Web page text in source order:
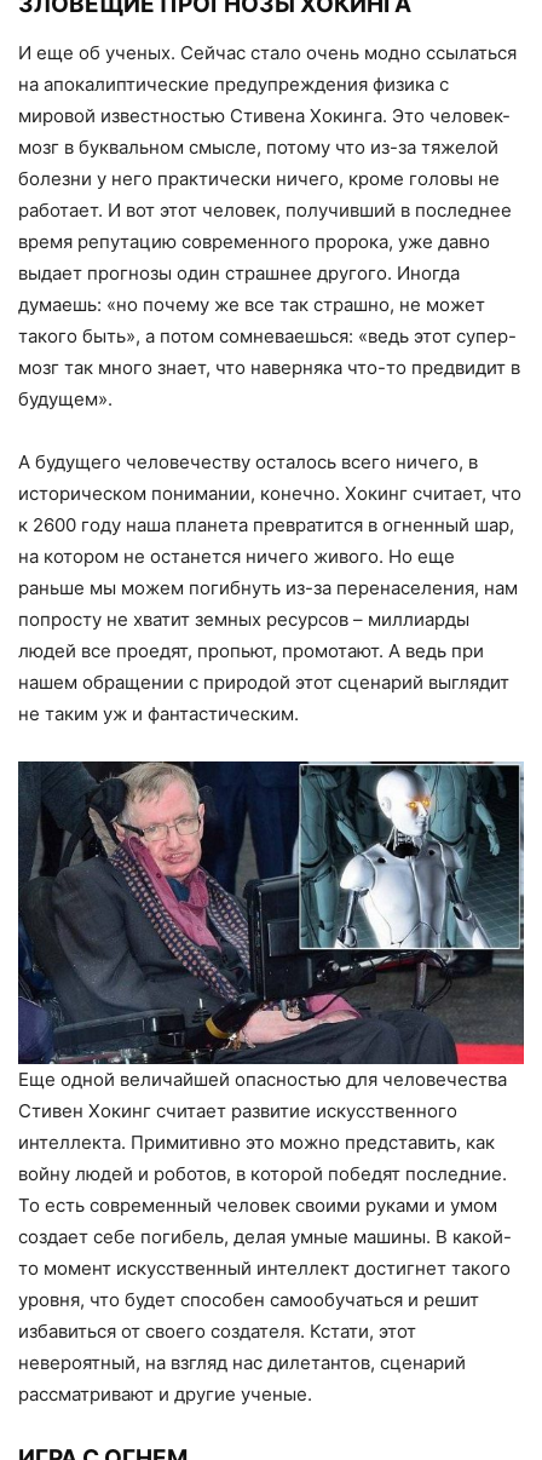
И еще об ученых. Сейчас стало очень модно ссылаться
на апокалиптические предупреждения физика с
мировой известностью Стивена Хокинга. Это человек-
мозг в буквальном смысле, потому что из-за тяжелой
болезни у него практически ничего, кроме головы не
работает. И вот этот человек, получивший в последнее
время репутацию современного пророка, уже давно
выдает прогнозы один страшнее другого. Иногда
думаешь: «но почему же все так страшно, не может
такого быть», а потом сомневаешься: «ведь этот супер-
мозг так много знает, что наверняка что-то предвидит в
будущем».
А будущего человечеству осталось всего ничего, в
историческом понимании, конечно. Хокинг считает, что
к 2600 году наша планета превратится в огненный шар,
на котором не останется ничего живого. Но еще
раньше мы можем погибнуть из-за перенаселения, нам
попросту не хватит земных ресурсов – миллиарды
людей все проедят, пропьют, промотают. А ведь при
нашем обращении с природой этот сценарий выглядит
не таким уж и фантастическим.
Еще одной величайшей опасностью для человечества
Стивен Хокинг считает развитие искусственного
интеллекта. Примитивно это можно представить, как
войну людей и роботов, в которой победят последние.
То есть современный человек своими руками и умом
создает себе погибель, делая умные машины. В какой-
то момент искусственный интеллект достигнет такого
уровня, что будет способен самообучаться и решит
избавиться от своего создателя. Кстати, этот
невероятный, на взгляд нас дилетантов, сценарий
рассматривают и другие ученые.